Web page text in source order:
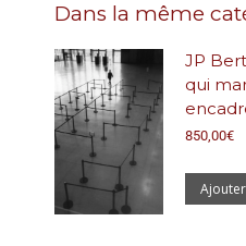
Dans la même
JP
qui
850,00€